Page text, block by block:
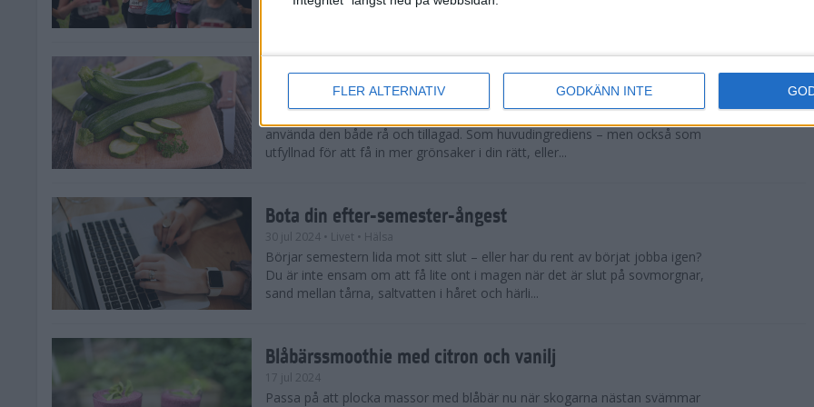
FLER ALTERNATIV GODKÄNN INTE
tips både till dig som satsar på ett rejält pers och t...
Enkla och goda zucchinirecept
• Livet• Recept
använda den både rå och tillagad. Som huvudingrediens – men också som
utfyllnad för att få in mer grönsaker i din rätt, eller...
Bota din efter-semester-ångest
30 jul 2024 • Livet • Hälsa
Börjar semestern lida mot sitt slut – eller har du rent av börjat jobba igen?
Du är inte ensam om att få lite ont i magen när det är slut på sovmorgnar,
sand mellan tårna, saltvatten i håret och härli...
Blåbärssmoothie med citron och vanilj
17 jul 2024
Passa på att plocka massor med blåbär nu när skogarna nästan svämmar